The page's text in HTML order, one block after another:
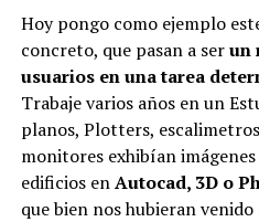
Hoy pongo como ejemplo
concreto, que pasan a serun
usuarios en una tarea
Trabaje varios años en un
planos, Plotters,
monitores exhibían imágenes
edificios enAutocad, 3D o
que bien nos hubieran venido